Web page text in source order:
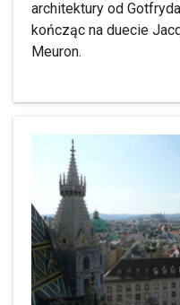
architektury od
kończąc na duecie
Meuron.